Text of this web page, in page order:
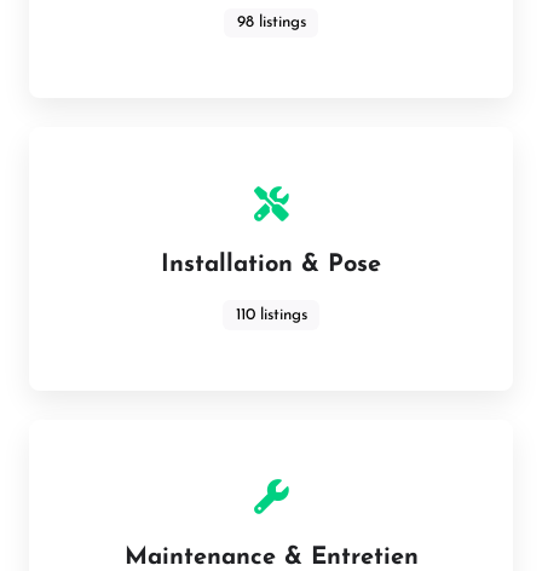
98 listings
Installation & Pose
110 listings
Maintenance & Entretien